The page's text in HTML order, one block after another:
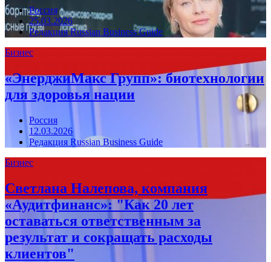
Россия
25.03.2026
Редакция Russian Business Guide
Бизнес
«ЭнерджиМакс Групп»: биотехнологии
для здоровья нации
Россия
12.03.2026
Редакция Russian Business Guide
Бизнес
Светлана Налепова, компания
«Аудитфинанс»: "Как 20 лет
оставаться ответственным за
результат и сокращать расходы
клиентов"